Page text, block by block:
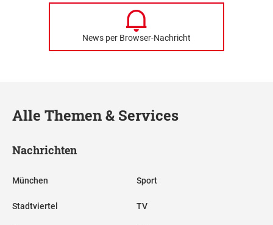
News per Browser-Nachricht
Alle Themen & Services
Nachrichten
München
Stadtviertel
Sport
TV